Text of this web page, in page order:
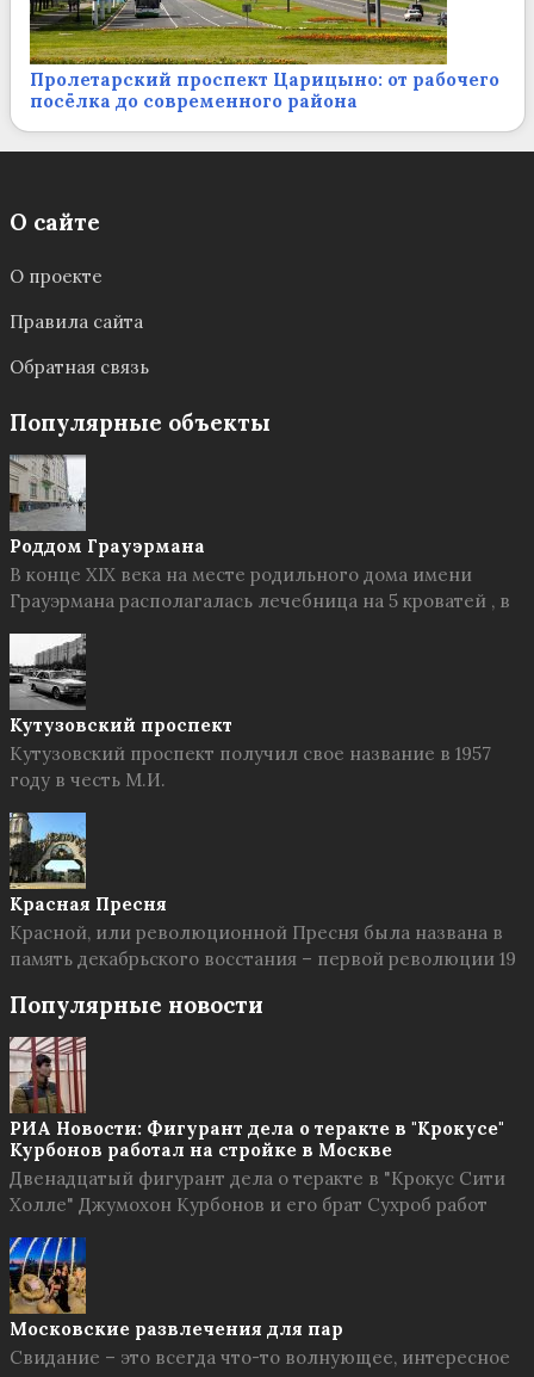
Пролетарский проспект Царицыно: от рабочего
посёлка до современного района
О сайте
О проекте
Правила сайта
Обратная связь
Популярные объекты
Роддом Грауэрмана
В конце XIX века на месте родильного дома имени
Грауэрмана располагалась лечебница на 5 кроватей , в
Кутузовский проспект
Кутузовский проспект получил свое название в 1957
году в честь М.И.
Красная Пресня
Красной, или революционной Пресня была названа в
память декабрьского восстания – первой революции 19
Популярные новости
РИА Новости: Фигурант дела о теракте в "Крокусе"
Курбонов работал на стройке в Москве
Двенадцатый фигурант дела о теракте в "Крокус Сити
Холле" Джумохон Курбонов и его брат Сухроб работ
Московские развлечения для пар
Свидание – это всегда что-то волнующее, интересное